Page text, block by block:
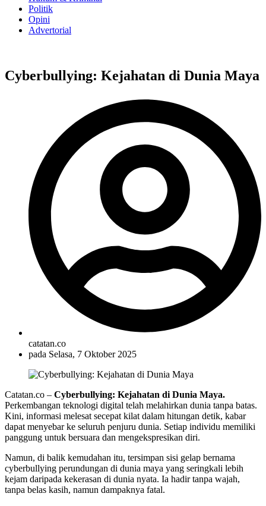
Politik
Opini
Advertorial
Cyberbullying: Kejahatan di Dunia Maya
catatan.co
pada Selasa, 7 Oktober 2025
Catatan.co – Cyberbullying: Kejahatan di Dunia Maya.
Perkembangan teknologi digital telah melahirkan dunia tanpa batas.
Kini, informasi melesat secepat kilat dalam hitungan detik, kabar
dapat menyebar ke seluruh penjuru dunia. Setiap individu memiliki
panggung untuk bersuara dan mengekspresikan diri.
Namun, di balik kemudahan itu, tersimpan sisi gelap bernama
cyberbullying perundungan di dunia maya yang seringkali lebih
kejam daripada kekerasan di dunia nyata. Ia hadir tanpa wajah,
tanpa belas kasih, namun dampaknya fatal.